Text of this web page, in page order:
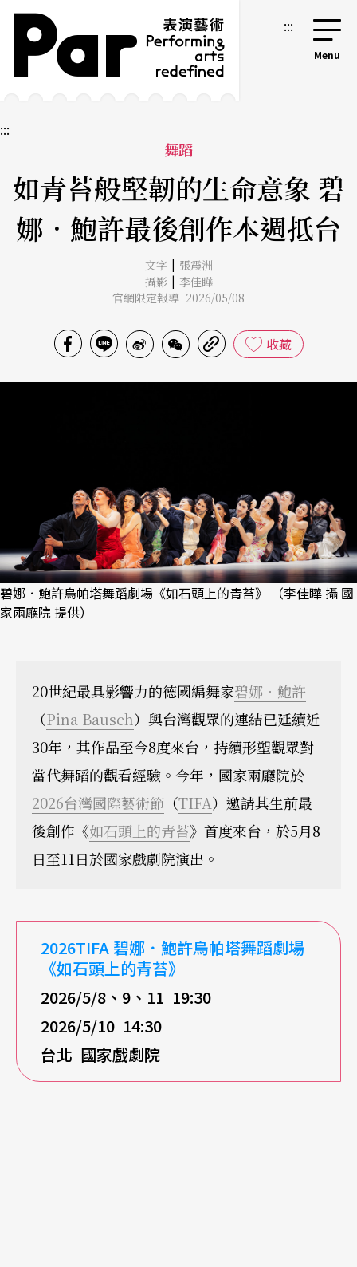
跳到主要內容區塊
網站導覽 :::
:::
舞蹈
如青苔般堅韌的生命意象 碧
娜．鮑許最後創作本週抵台
文字 | 張震洲
攝影 | 李佳瞱
官網限定報導 2026/05/08
收藏
碧娜．鮑許烏帕塔舞蹈劇場《如石頭上的青苔》 （李佳瞱 攝 國
家兩廳院 提供）
20世紀最具影響力的德國編舞家碧娜．鮑許
（Pina Bausch）與台灣觀眾的連結已延續近
30年，其作品至今8度來台，持續形塑觀眾對
當代舞蹈的觀看經驗。今年，國家兩廳院於
2026台灣國際藝術節 （TIFA）邀請其生前最
後創作《如石頭上的青苔》首度來台，於5月8
日至11日於國家戲劇院演出。
2026TIFA碧娜．鮑許烏帕塔舞蹈劇場
《如石頭上的青苔》
2026/5/8 、9 、11 19:30
2026/5/10 14:30
台北 國家戲劇院